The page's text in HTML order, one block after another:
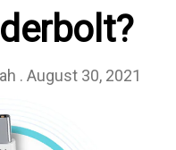
. August 30, 2021